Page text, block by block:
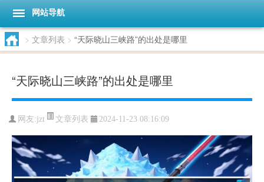
网站导航
> 文章列表 > “天际晓山三峡路”的出处是哪里
“天际晓山三峡路”的出处是哪里
网友:jzt 文章列表 2024-11-23 08:16:09